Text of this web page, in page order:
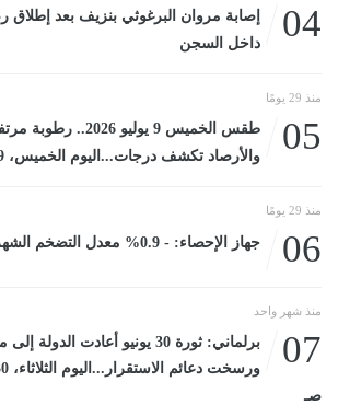
04
إصابة مروان البرغوثي بنزيف بعد
داخل السجن
منذ 29 يومًا
05
طقس الخميس 9 يوليو
والأرصاد تكشف درجات...اليوم الخميس، 9 يوليو 2026 05:03 صـ
منذ 29 يومًا
06 جهاز الإحصاء: - 0.9% معدل التضخم الشهرى لشهر يونيو 2026
منذ شهر واحد
07
برلماني: ثورة 30 يونيو أعادت
صـ